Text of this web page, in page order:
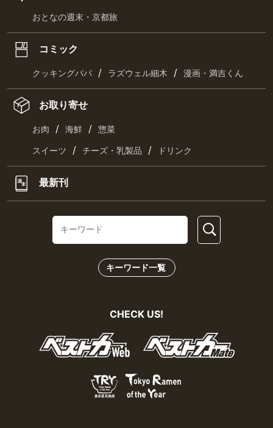
おとなの週末・京都旅
コミック
クッキングパパ / ラズウェル細木 / 漫画・満吉くん
お取り寄せ
お肉 / 海鮮 / 惣菜
スイーツ / チーズ・乳製品 / ドリンク
最新刊
キーワード一覧
CHECK US!